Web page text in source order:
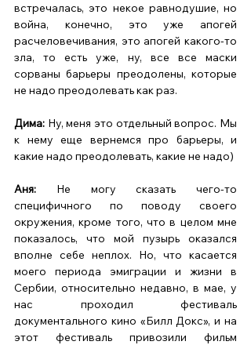
встречалась, это некое равнодушие, но
война, конечно, это уже апогей
расчеловечивания, это апогей какого-то
зла, то есть уже, ну, все все маски
сорваны барьеры преодолены, которые
не надо преодолевать как раз.
Дима: Ну, меня это отдельный вопрос. Мы
к нему еще вернемся про барьеры, и
какие надо преодолевать, какие не надо)
Аня: Не могу сказать чего-то
специфичного по поводу своего
окружения, кроме того, что в целом мне
показалось, что мой пузырь оказался
вполне себе неплох. Но, что касается
моего периода эмиграции и жизни в
Сербии, относительно недавно, в мае, у
нас проходил фестиваль
документального кино «Билл Докс», и на
этот фестиваль привозили фильм